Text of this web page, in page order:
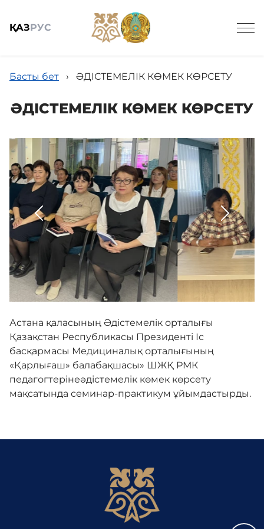
ҚАЗРУС
Балабақшалар
Виртуалды әдістемелік кабинет
Ғылыми-практикалық журнал
Медиа
Комплаенс-офицер
Кері байланыс
Басты бет › ӘДІСТЕМЕЛІК КӨМЕК КӨРСЕТУ
ӘДІСТЕМЕЛІК КӨМЕК КӨРСЕТУ
Астана қаласының Әдістемелік орталығы
Қазақстан Республикасы Президенті Іс
басқармасы Медициналық орталығының
«Қарлығаш» балабақшасы» ШЖҚ РМК
педагогтерінеәдістемелік көмек көрсету
мақсатында семинар-практикум ұйымдастырды.